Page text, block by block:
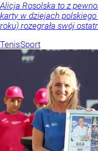
Alicja Rosolska to z
karty w dziejach
roku) rozegrała swój
TenisSport